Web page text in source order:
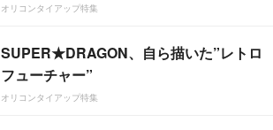
オリコンタイアップ特集
SUPER★DRAGON、自ら描いた”レトロ
フューチャー”
オリコンタイアップ特集